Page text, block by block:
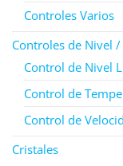
Controles Varios
Controles de Nivel
Control de Nivel
Control de
Control de
Cristales